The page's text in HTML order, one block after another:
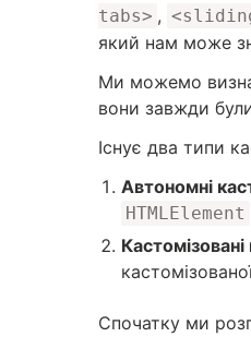
tabs> ,
який нам може
Ми можемо
вони завжди
Існує два типи
Автономні
HTMLElement
Спочатку ми